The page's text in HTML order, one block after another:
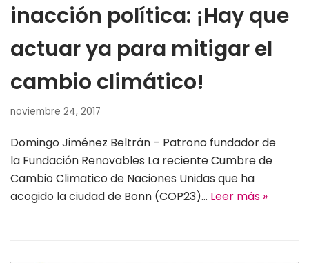
inacción política: ¡Hay que
actuar ya para mitigar el
cambio climático!
noviembre 24, 2017
Domingo Jiménez Beltrán – Patrono fundador de
la Fundación Renovables La reciente Cumbre de
Cambio Climatico de Naciones Unidas que ha
acogido la ciudad de Bonn (COP23)… Leer más »